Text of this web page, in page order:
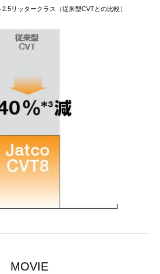
リッタークラス（従来型CVTとの比較）
MOVIE